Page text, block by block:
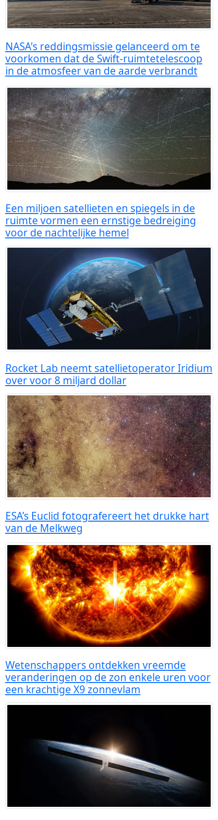
NASA's reddingsmissie gelanceerd om te
voorkomen dat de Swift-ruimtetelescoop
in de atmosfeer van de aarde verbrandt
Een miljoen satellieten en spiegels in de
ruimte vormen een ernstige bedreiging
voor de nachtelijke hemel
Rocket Lab neemt satellietoperator Iridium
over voor 8 miljard dollar
ESA’s Euclid fotografereert het drukke hart
van de Melkweg
Wetenschappers ontdekken vreemde
veranderingen op de zon enkele uren voor
een krachtige X9 zonnevlam